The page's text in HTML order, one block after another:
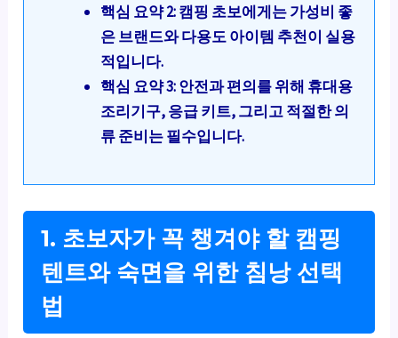
핵심 요약 2: 캠핑 초보에게는 가성비 좋
은 브랜드와 다용도 아이템 추천이 실용
적입니다.
핵심 요약 3: 안전과 편의를 위해 휴대용
조리기구, 응급 키트, 그리고 적절한 의
류 준비는 필수입니다.
1. 초보자가 꼭 챙겨야 할 캠핑
텐트와 숙면을 위한 침낭 선택
법